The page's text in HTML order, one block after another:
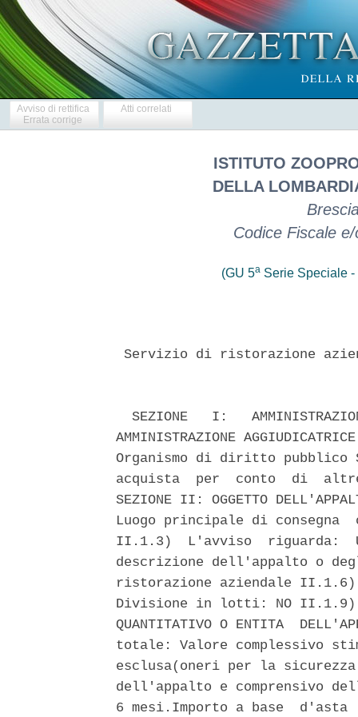
Avviso di rettifica
Errata corrige
Atti correlati
ISTITUTO
DELLA
Codice Fiscale
(GU 5aSerie Speciale -
Servizio di ristorazione
SEZIONE   I:
AMMINISTRAZIONE
Organismo di diritto pubblico
acquista  per  conto  di
SEZIONE II: OGGETTO
Luogo principale di
II.1.3)  L'avviso  riguarda:
descrizione dell'appalto o
ristorazione aziendale II.1.6)
Divisione in lotti: NO
QUANTITATIVO O ENTITA
totale: Valore complessivo
esclusa(oneri per la
dell'appalto e comprensivo
6 mesi.Importo a base